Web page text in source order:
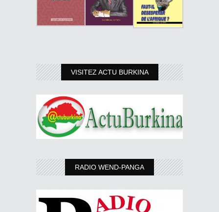
VISITEZ ACTU BURKINA
RADIO WEND-PANGA